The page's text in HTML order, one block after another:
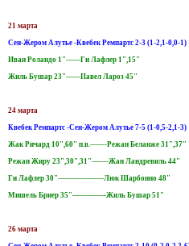
21 марта
Сен-Жером Алутье -Квебек Ремпартс 2-3 (1-2,1-0,0-1)
Иван Роландо 1"------Ги Лафлер 1",15"
Жиль Бушар 23"------Павел Лароз 45"
24 марта
Квебек Ремпартс -Сен-Жером Алутье 7-5 (1-0,5-2,1-3)
Жак Ричард 10",60" п.в.-------Режан Беланже 31",37"
Режан Жиру 23",30",31"-------Жан Ландревиль 44"
Ги Лафлер 30"-------------------Люк Шарбонно 48"
Мишель Бриер 35"--------------Жиль Бушар 51"
26 марта